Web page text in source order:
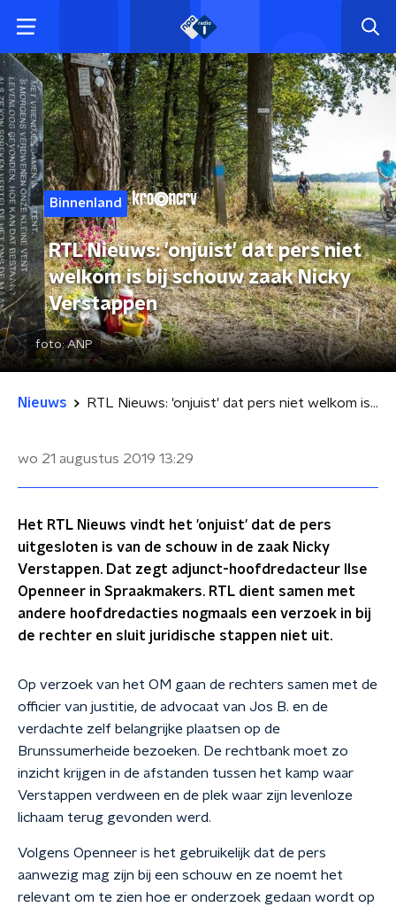
Binnenland
RTL Nieuws: 'onjuist' dat pers niet
welkom is bij schouw zaak Nicky
Verstappen
foto:ANP
Nieuws RTL Nieuws: 'onjuist' dat pers niet welkom is bij schouw zaak Nicky Verstappen
wo 21 augustus 2019 13:29
Het RTL Nieuws vindt het 'onjuist' dat de pers
uitgesloten is van de schouw in de zaak Nicky
Verstappen. Dat zegt adjunct-hoofdredacteur Ilse
Openneer in Spraakmakers. RTL dient samen met
andere hoofdredacties nogmaals een verzoek in bij
de rechter en sluit juridische stappen niet uit.
Op verzoek van het OM gaan de rechters samen met de
officier van justitie, de advocaat van Jos B. en de
verdachte zelf belangrijke plaatsen op de
Brunssumerheide bezoeken. De rechtbank moet zo
inzicht krijgen in de afstanden tussen het kamp waar
Verstappen verdween en de plek waar zijn levenloze
lichaam terug gevonden werd.
Volgens Openneer is het gebruikelijk dat de pers
aanwezig mag zijn bij een schouw en ze noemt het
relevant om te zien hoe er onderzoek gedaan wordt op